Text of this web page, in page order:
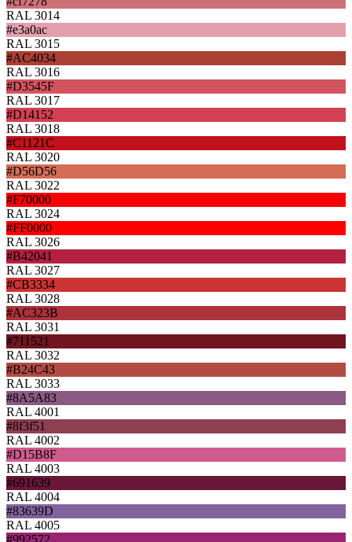
RAL 3014
#e3a0ac
RAL 3015
#AC4034
RAL 3016
#D3545F
RAL 3017
#D14152
RAL 3018
#C1121C
RAL 3020
#D56D56
RAL 3022
#F70000
RAL 3024
#FF0000
RAL 3026
#B42041
RAL 3027
#CB3334
RAL 3028
#AC323B
RAL 3031
#711521
RAL 3032
#B24C43
RAL 3033
#8A5A83
RAL 4001
#8f3f51
RAL 4002
#D15B8F
RAL 4003
#691639
RAL 4004
#83639D
RAL 4005
#992572